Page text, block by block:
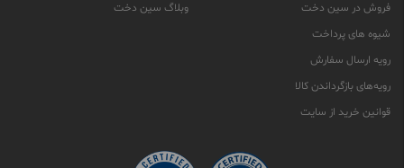
فروش در سین دخت
شیوه های پرداخت
رویه ارسال سفارش
رویه‌های بازگرداندن کالا
قوانین خرید از سایت
وبلاگ سین دخت